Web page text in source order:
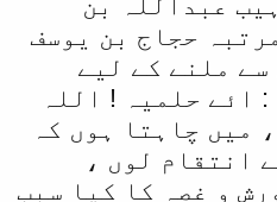
حجاج بن یوسف
سے ملنے کے لیے
ائے حلمیہ ! اللہ
میں چاہتا ہوں کہ
انتقام لوں ،
و غصہ کا کیا سبب